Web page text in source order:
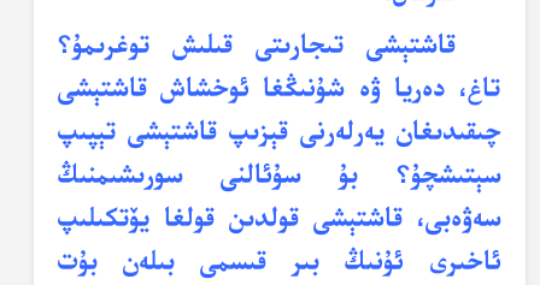
قاشتېشى تىجارىتى قىلىش توغرىمۇ؟
تاغ، دەريا ۋە شۇنىڭغا ئوخشاش قاشتېشى
چىقىدىغان يەرلەرنى قېزىپ قاشتېشى تېپىپ
سېتىشچۇ؟ بۇ سۇئالنى سورىشىمنىڭ
سەۋەبى، قاشتېشى قولدىن قولغا يۆتكىلىپ
ئاخىرى ئۇنىڭ بىر قىسمى بىلەن بۇت